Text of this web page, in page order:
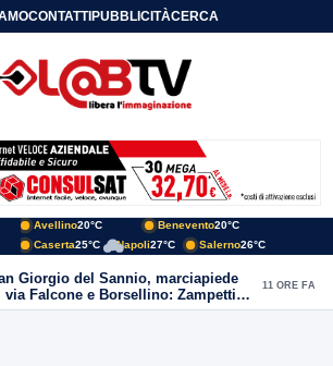
CONTATTIPUBBLICITÀCERCA
Avellino20°C Benevento20°C
Caserta25°C Napoli27°C Salerno26°C
Giorgio del Sannio, marciapiede
via Falcone e Borsellino: Zampetti e
replicano alle polemiche
11 ORE FA